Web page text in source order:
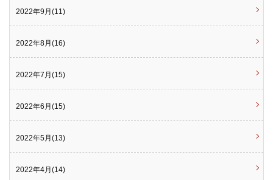
2022年9月(11)
2022年8月(16)
2022年7月(15)
2022年6月(15)
2022年5月(13)
2022年4月(14)